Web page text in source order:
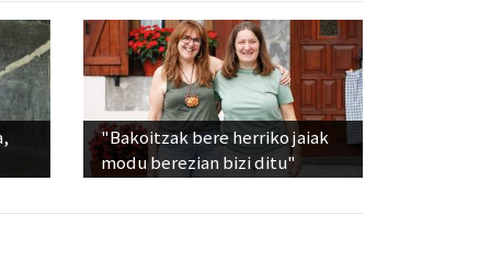
"Bakoitzak bere herriko jaiak
modu berezian bizi ditu"